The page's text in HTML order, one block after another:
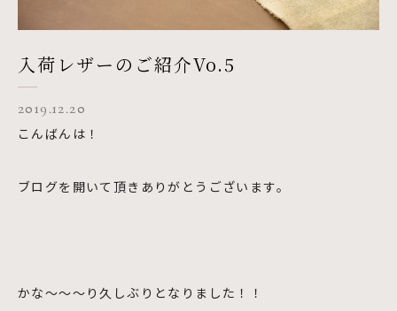
入荷レザーのご紹介Vo.5
2019.12.20
こんばんは！
ブログを開いて頂きありがとうございます。
かな～～～り久しぶりとなりました！！